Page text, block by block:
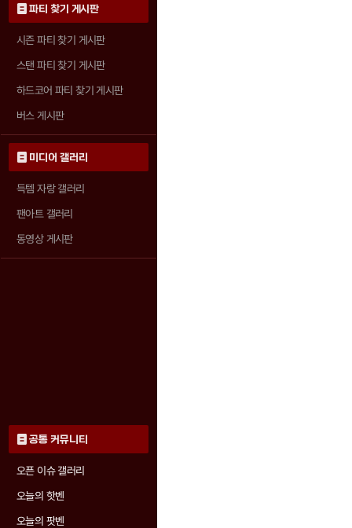
파티 찾기 게시판
시즌 파티 찾기 게시판
스탠 파티 찾기 게시판
하드코어 파티 찾기 게시판
버스 게시판
미디어 갤러리
득템 자랑 갤러리
팬아트 갤러리
동영상 게시판
공통 커뮤니티
오픈 이슈 갤러리
오늘의 핫벤
오늘의 팟벤